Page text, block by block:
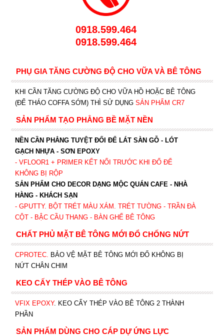
0918.599.464
0918.599.464
PHỤ GIA TĂNG CƯỜNG ĐỘ CHO VỮA VÀ BÊ TÔNG
KHI CẦN TĂNG CƯỜNG ĐỘ CHO VỮA HỒ HOẶC BÊ TÔNG
(ĐỂ THÁO COFFA SỚM) THÌ SỬ DỤNG SẢN PHẨM CR7
SẢN PHẨM TẠO PHẲNG BỀ MẶT NỀN
NỀN CẦN PHẲNG TUYỆT ĐỐI ĐỂ LÁT SÀN GỖ - LÓT
GẠCH NHỰA - SƠN EPOXY
- VFLOOR1+ PRIMER KẾT NỐI TRƯỚC KHI ĐỔ ĐỂ
KHÔNG BỊ RỘP
SẢN PHẨM CHO DECOR DẠNG MỘC QUÁN CAFE - NHÀ
HÀNG - KHÁCH SẠN
- GPUTTY. BỘT TRÉT MÀU XÁM. TRÉT TƯỜNG - TRẦN ĐÀ
CỘT - BẬC CẦU THANG - BÀN GHẾ BÊ TÔNG
CHẤT PHỦ MẶT BÊ TÔNG MỚI ĐỔ CHỐNG NỨT
CPROTEC. BẢO VỆ MẶT BÊ TÔNG MỚI ĐỔ KHÔNG BỊ
NỨT CHÂN CHIM
KEO CẤY THÉP VÀO BÊ TÔNG
VFIX EPOXY. KEO CẤY THÉP VÀO BÊ TÔNG 2 THÀNH
PHẦN
SẢN PHẨM DÙNG CHO CÁP DỰ ỨNG LỰC